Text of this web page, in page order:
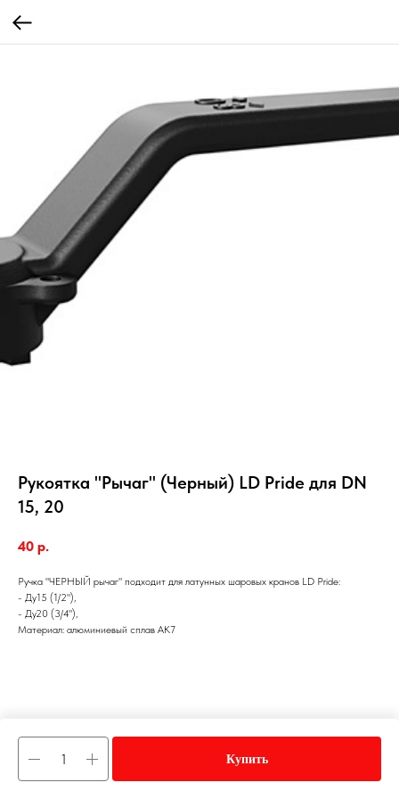
Рукоятка "Рычаг" (Черный) LD Pride для DN
15, 20
40 р.
Купить
Ручка "ЧЕРНЫЙ рычаг" подходит для латунных шаровых кранов LD Pride:
- Ду15 (1/2"),
- Ду20 (3/4"),
Материал: алюминиевый сплав АК7